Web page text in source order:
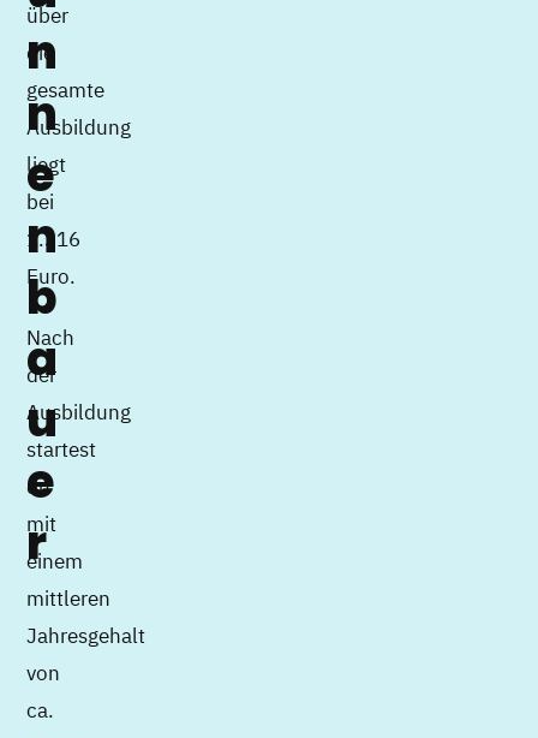
n
n
e
n
b
a
u
e
r
über
die
gesamte
Ausbildung
liegt
bei
1.316
Euro.
Nach
der
Ausbildung
startest
du
mit
einem
mittleren
Jahresgehalt
von
ca.